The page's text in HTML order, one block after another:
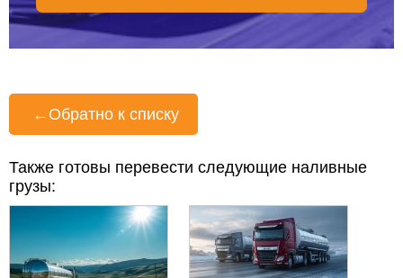
← Обратно к списку
Также готовы перевести следующие наливные
грузы: